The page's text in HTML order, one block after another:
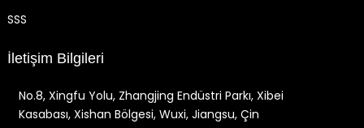
SSS
İletişim Bilgileri
No.8, Xingfu Yolu, Zhangjing Endüstri Parkı, Xibei
Kasabası, Xishan Bölgesi, Wuxi, Jiangsu, Çin